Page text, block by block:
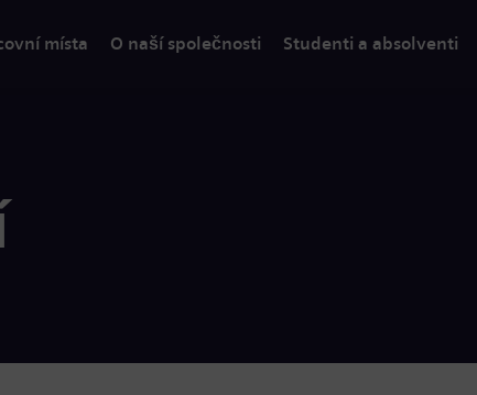
místa O naší společnosti Studenti a absolventi